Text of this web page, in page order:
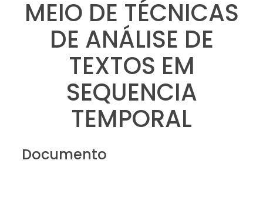
MEIO DE TÉCNICAS
DE ANÁLISE DE
TEXTOS EM
SEQUENCIA
TEMPORAL
Documento